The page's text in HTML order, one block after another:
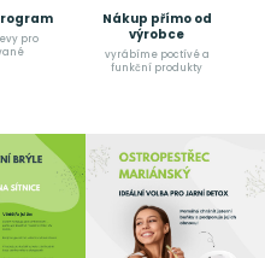
pro
Nákup přímo od
výrobce
vyrábíme poctívé a
funkční produkty